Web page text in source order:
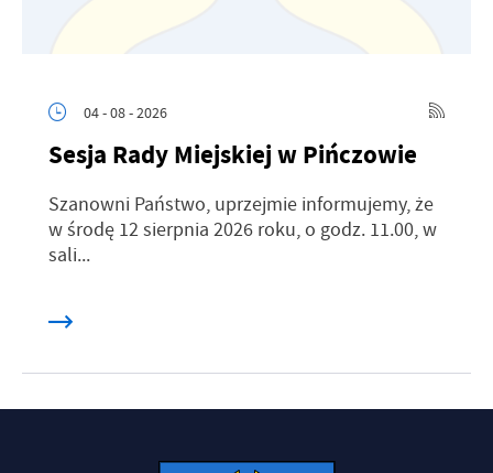
04 - 08 - 2026
Sesja Rady Miejskiej w Pińczowie
Szanowni Państwo, uprzejmie informujemy, że
w środę 12 sierpnia 2026 roku, o godz. 11.00, w
sali...